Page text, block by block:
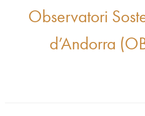
Observatori
d’Andorra